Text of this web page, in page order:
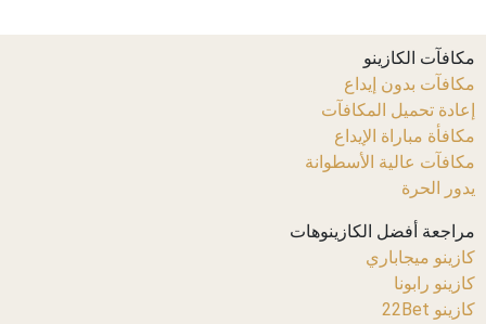
مكافآت الكازينو
مكافآت بدون إيداع
إعادة تحميل المكافآت
مكافأة مباراة الإيداع
مكافآت عالية الأسطوانة
يدور الحرة
مراجعة أفضل الكازينوهات
كازينو ميجاباري
كازينو رابونا
كازينو 22Bet